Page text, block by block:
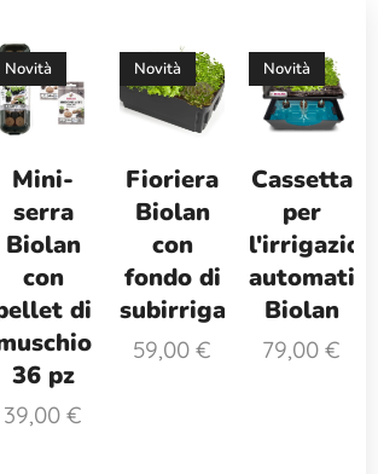
Mini-
serra
Biolan
con
di
36 pz
Novità
39,00 €
Fioriera
Biolan
con
fondo di
subirrigazione
Novità
59,00 €
Cassetta
per
Biolan
Novità
79,00 €